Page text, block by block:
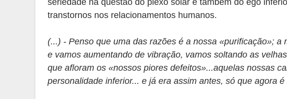
transtornos nos relacionamentos humanos.
(...) - Penso que uma das razões é a nossa «purificação»; a
e vamos aumentando de vibração, vamos soltando as
que afloram os «nossos piores defeitos»...aquelas nossas
personalidade inferior... e já era assim antes, só que agora